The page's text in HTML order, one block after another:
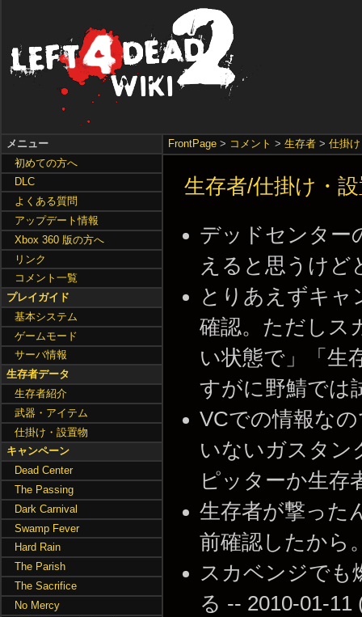
FrontPage > コメント >生存者 >仕掛
生存者/仕掛け・
デッドセンター
えると思うけど
とりあえずキャ
確認。ただしス
い状態で」「生
すがに野鯖では
VCでの情報な
いないガスタン
ピッターか生存
生存者が撃った
前確認したから
スカベンジでも
る -- 2010-01-11
メニュー
初めての方へ
DLC
よくある質問
アップデート情報
Xbox 360 版の方へ
リンク
コメント一覧
プレイガイド
基本システム
ゲームモード
サーバ情報
生存者データ
生存者紹介
武器・アイテム
仕掛け・設置物
キャンペーン
Dead Center
The Passing
Dark Carnival
Swamp Fever
Hard Rain
The Parish
The Sacrifice
No Mercy